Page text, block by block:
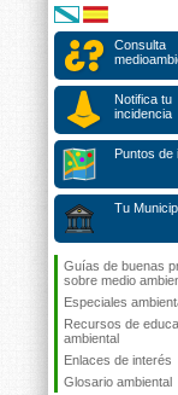
Consulta
Notifica tu
incidencia
Puntos de
Tu
Guías de buenas
sobre medio
Especiales
Recursos de
ambiental
Enlaces de interés
Glosario ambiental